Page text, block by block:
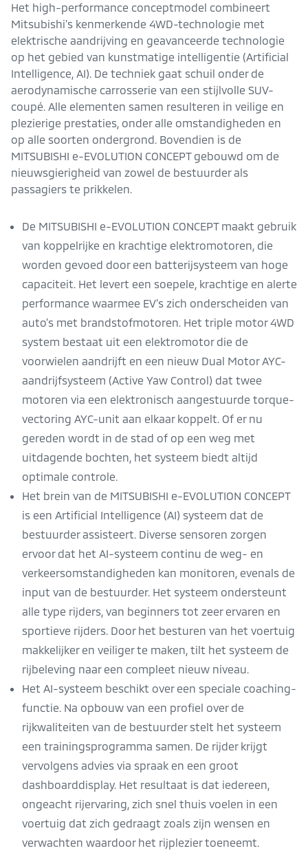
Het high-performance conceptmodel combineert
Mitsubishi’s kenmerkende 4WD-technologie met
elektrische aandrijving en geavanceerde technologie
op het gebied van kunstmatige intelligentie (Artificial
Intelligence, AI). De techniek gaat schuil onder de
aerodynamische carrosserie van een stijlvolle SUV-
coupé. Alle elementen samen resulteren in veilige en
plezierige prestaties, onder alle omstandigheden en
op alle soorten ondergrond. Bovendien is de
MITSUBISHI e-EVOLUTION CONCEPT gebouwd om de
nieuwsgierigheid van zowel de bestuurder als
passagiers te prikkelen.
De MITSUBISHI e-EVOLUTION CONCEPT maakt gebruik
van koppelrijke en krachtige elektromotoren, die
worden gevoed door een batterijsysteem van hoge
capaciteit. Het levert een soepele, krachtige en alerte
performance waarmee EV’s zich onderscheiden van
auto’s met brandstofmotoren. Het triple motor 4WD
system bestaat uit een elektromotor die de
voorwielen aandrijft en een nieuw Dual Motor AYC-
aandrijfsysteem (Active Yaw Control) dat twee
motoren via een elektronisch aangestuurde torque-
vectoring AYC-unit aan elkaar koppelt. Of er nu
gereden wordt in de stad of op een weg met
uitdagende bochten, het systeem biedt altijd
optimale controle.
Het brein van de MITSUBISHI e-EVOLUTION CONCEPT
is een Artificial Intelligence (AI) systeem dat de
bestuurder assisteert. Diverse sensoren zorgen
ervoor dat het AI-systeem continu de weg- en
verkeersomstandigheden kan monitoren, evenals de
input van de bestuurder. Het systeem ondersteunt
alle type rijders, van beginners tot zeer ervaren en
sportieve rijders. Door het besturen van het voertuig
makkelijker en veiliger te maken, tilt het systeem de
rijbeleving naar een compleet nieuw niveau.
Het AI-systeem beschikt over een speciale coaching-
functie. Na opbouw van een profiel over de
rijkwaliteiten van de bestuurder stelt het systeem
een trainingsprogramma samen. De rijder krijgt
vervolgens advies via spraak en een groot
dashboarddisplay. Het resultaat is dat iedereen,
ongeacht rijervaring, zich snel thuis voelen in een
voertuig dat zich gedraagt zoals zijn wensen en
verwachten waardoor het rijplezier toeneemt.